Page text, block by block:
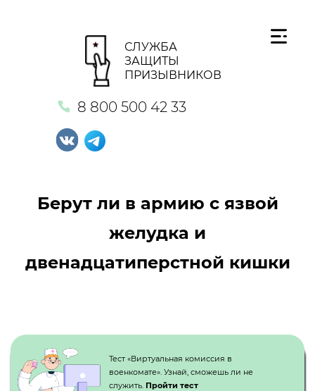
СЛУЖБА
ЗАЩИТЫ
ПРИЗЫВНИКОВ
8 800 500 42 33
Берут ли в армию с язвой
желудка и
двенадцатиперстной кишки
Тест «Виртуальная комиссия в
военкомате». Узнай, сможешь ли не
служить. Пройти тест